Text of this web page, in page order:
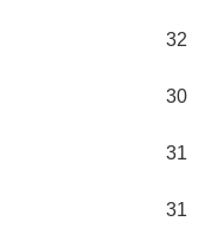
32
30
31
31